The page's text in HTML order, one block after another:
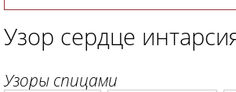
Узор сердце
Узоры спицами